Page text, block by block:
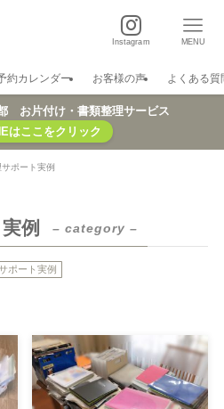
Instagram MENU
約カレンダー お客様の声 よくある質
お片付け・書類整理サービス
はここをクリック
ポート実例
例 – category –
ポート実例